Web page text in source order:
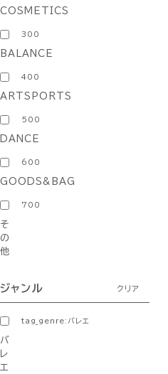
COSMETICS
300
BALANCE
400
ARTSPORTS
500
DANCE
600
GOODS&BAG
700
そ
の
他
ジャンル クリア
tag_genre:バレエ
バ
レ
エ